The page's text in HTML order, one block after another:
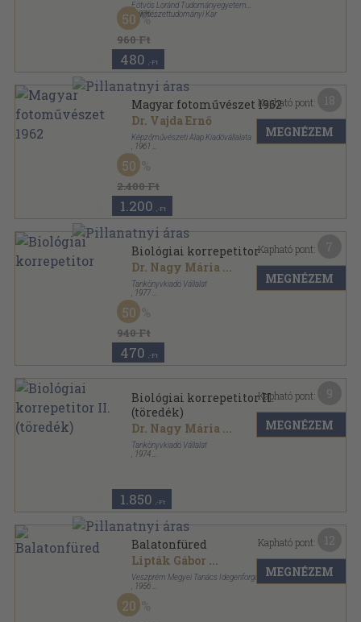
Eötvös Loránd Tudományegyetem
Természettudományi Kar
, 1976
Tűzött kötés
Biológiai módszertani füzetek sorozat
960 Ft
50
480 ,-Ft
Magyar fotoművészet 1962
Dr. Vajda Ernő
Képzőművészeti Alap Kiadóvállalata
1961
Félvászon
Magyar fotoművészet sorozat
2.400 Ft
50
1.200 ,-Ft
Kapható pont:
MEGNÉZEM
Biológiai korrepetitor
Dr. Nagy Mária ...
Tankönyvkiadó Vállalat
1977
Ragasztott papírkötés
940 Ft
50
470 ,-Ft
Kapható pont:
MEGNÉZEM
Biológiai korrepetitor II.
(töredék)
Dr. Nagy Mária ...
Tankönyvkiadó Vállalat
1974
1.850 ,-Ft
Kapható pont:
MEGNÉZEM
Balatonfüred
Lipták Gábor ...
Veszprém Megyei Tanács Idegenforgalmi Hivatala
1956
Fűzött papírkötés
A Veszprémmegyei Tanács Idegenforgalmi
HIvatalának kiadványai sorozat
20
Kapható pont:
MEGNÉZEM